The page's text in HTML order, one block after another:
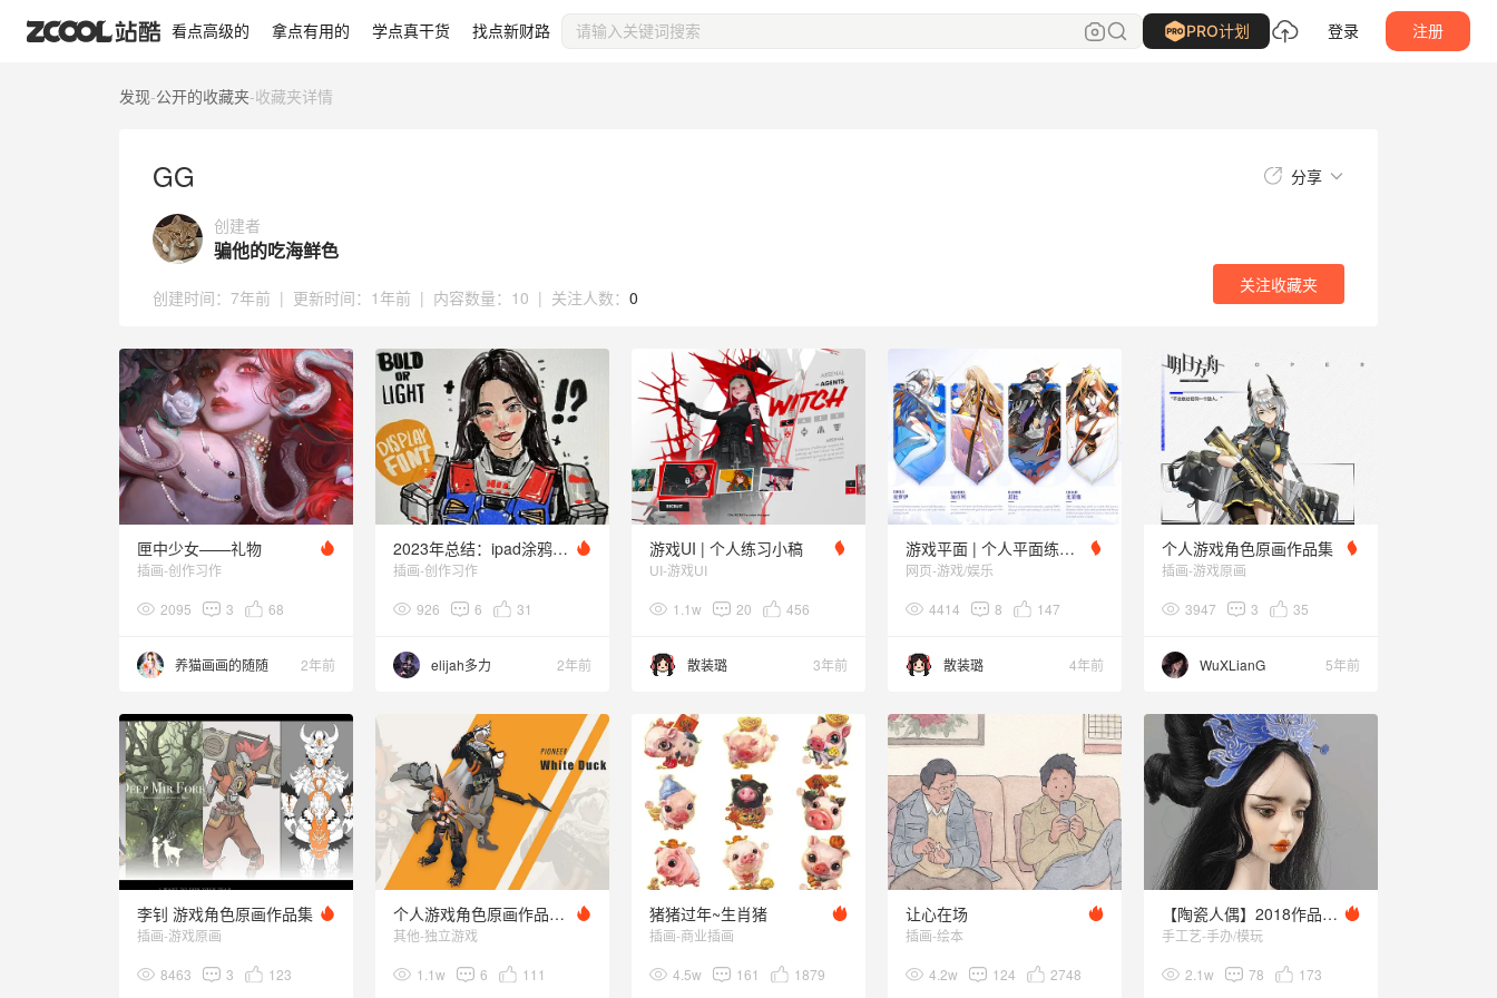
看点高级的 拿点有用的 学点真干货 找点新财路 PRO计划 登录 注册
发现-公开的收藏夹-收藏夹详情
GG 分享
创建者
骗他的吃海鲜色
创建时间： 7年前 | 更新时间： 1年前 | 内容数量： 10 | 关注人数： 0
关注收藏夹
GG 关注 收藏夹
匣中少女——礼物
插画-创作习作
2095 3 68
养猫画画的随随 2年前
2023年总结：ipad涂鸦插画
插画-创作习作
926 6 31
elijah多力 2年前
游戏UI | 个人练习小稿
UI-游戏UI
1.1w 20 456
散装璐 3年前
游戏平面 | 个人平面练习合辑
网页-游戏/娱乐
4414 8 147
散装璐 4年前
个人游戏角色原画作品集
插画-游戏原画
3947 3 35
WuXLianG 5年前
李钊 游戏角色原画作品集
插画-游戏原画
8463 3 123
个人游戏角色原画作品集（二次元+写实）
其他-独立游戏
1.1w 6 111
猪猪过年~生肖猪
插画-商业插画
4.5w 161 1879
让心在场
插画-绘本
4.2w 124 2748
【陶瓷人偶】2018作品集 陶瓷 BJD
手工艺-手办/模玩
2.1w 78 173